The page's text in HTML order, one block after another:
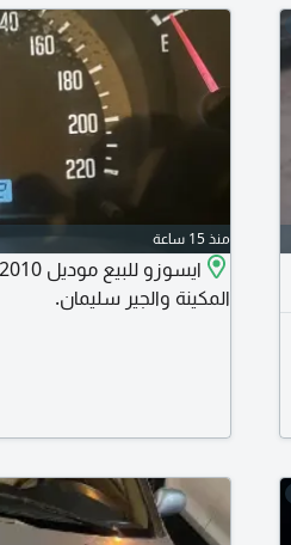
منذ 15 ساعة
المكينة والجير سليمان.